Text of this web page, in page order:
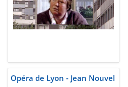
Opéra de Lyon - Jean Nouvel